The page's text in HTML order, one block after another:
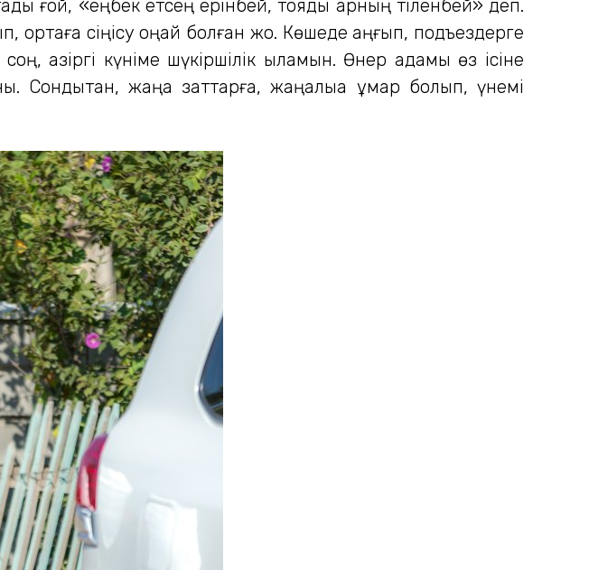
ғой, «еңбек етсең ерінбей, тояды қарның тіленбей» деп.
сіңісу оңай болған жоқ. Көшеде қаңғып, подъездерге
қазіргі күніме шүкіршілік қыламын. Өнер адамы өз ісіне
Сондықтан, жаңа заттарға, жаңалыққа құмар болып, үнемі